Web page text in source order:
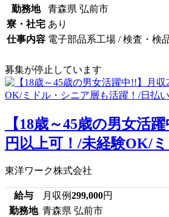
勤務地
青森県 弘前市
寮・社宅 あり
仕事内容 電子部品系工場 / 検査・検
募集が停止しています
【18歳～45歳の男女活
円以上可！/未経験OK/
東洋ワーク株式会社
給与 月収例299,000円
勤務地 青森県 弘前市